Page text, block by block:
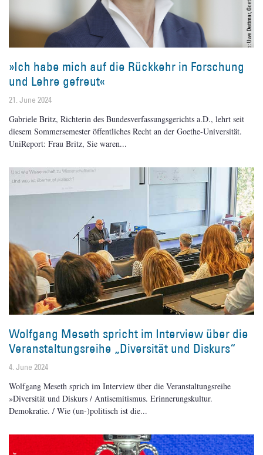
»Ich habe mich auf die Rückkehr in Forschung
und Lehre gefreut«
21. June 2024
Gabriele Britz, Richterin des Bundesverfassungsgerichts a.D., lehrt seit
diesem Sommersemester öffentliches Recht an der Goethe-Universität.
UniReport: Frau Britz, Sie waren
Wolfgang Meseth spricht im Interview über die
Veranstaltungsreihe „Diversität und Diskurs“
4. June 2024
Wolfgang Meseth sprich im Interview über die Veranstaltungsreihe
»Diversität und Diskurs / Antisemitismus. Erinnerungskultur.
Demokratie. / Wie (un-)politisch ist die